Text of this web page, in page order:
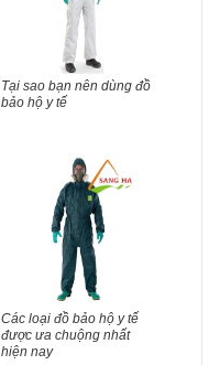
Tại sao bạn nên dùng đồ
bảo hộ y tế
Các loại đồ bảo hộ y tế
được ưa chuộng nhất
hiện nay